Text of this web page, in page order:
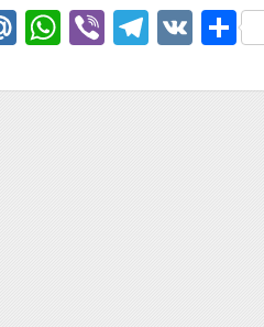
Mail.Ru
WhatsApp
Viber VK